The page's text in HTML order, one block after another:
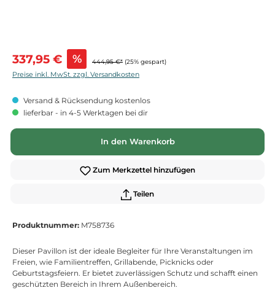
Verkaufspreis:
337,95 € % 444,95 €* (25% gespart)
Preise inkl. MwSt. zzgl. Versandkosten
Versand & Rücksendung kostenlos
lieferbar - in 4-5 Werktagen bei dir
In den Warenkorb
Zum Merkzettel hinzufügen
Teilen
Produktnummer: M758736
Dieser Pavillon ist der ideale Begleiter für Ihre Veranstaltungen im
Freien, wie Familientreffen, Grillabende, Picknicks oder
Geburtstagsfeiern. Er bietet zuverlässigen Schutz und schafft einen
geschützten Bereich in Ihrem Außenbereich.